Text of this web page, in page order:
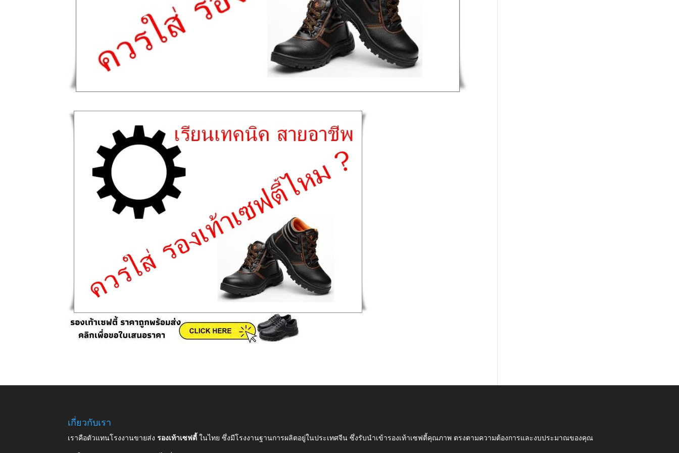
เกี่ยวกับเรา
เราคือตัวแทนโรงงานขายส่งรองเท้าเซฟตี้ในไทย ซึ่งมีโรงงานฐานการผลิตอยู่ในประเทศจีน ซึ่งรับนำเข้ารองเท้าเซฟตี้คุณภาพ ตรงตามความต้องการและงบประมาณของคุณ